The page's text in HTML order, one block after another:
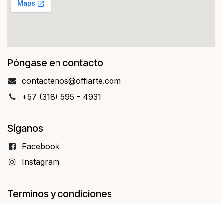
Póngase en contacto
contact​​enos@offiarte.com
+57 (318) 595 - 4931
Síganos
Facebo​​ok
Instagram
Terminos y condiciones